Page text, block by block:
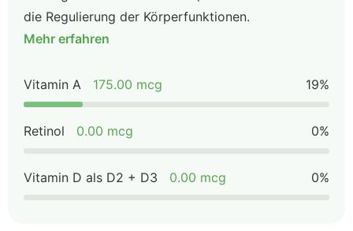
die Regulierung der Körperfunktionen.
Mehr erfahren
Vitamin A 175.00 mcg 19%
Retinol 0.00 mcg 0%
Vitamin D als D2 + D3 0.00 mcg 0%